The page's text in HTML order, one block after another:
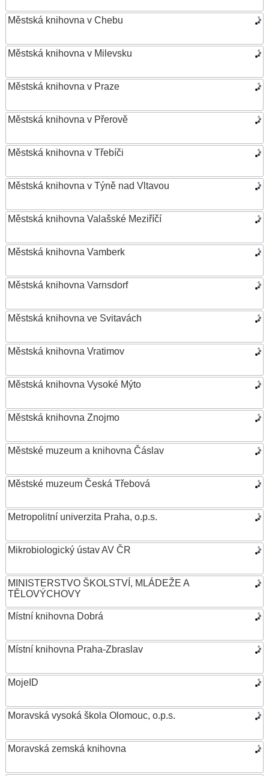
Městská knihovna v Chebu
Městská knihovna v Milevsku
Městská knihovna v Praze
Městská knihovna v Přerově
Městská knihovna v Třebíči
Městská knihovna v Týně nad Vltavou
Městská knihovna Valašské Meziříčí
Městská knihovna Vamberk
Městská knihovna Varnsdorf
Městská knihovna ve Svitavách
Městská knihovna Vratimov
Městská knihovna Vysoké Mýto
Městská knihovna Znojmo
Městské muzeum a knihovna Čáslav
Městské muzeum Česká Třebová
Metropolitní univerzita Praha, o.p.s.
Mikrobiologický ústav AV ČR
MINISTERSTVO ŠKOLSTVÍ, MLÁDEŽE A
TĚLOVÝCHOVY
Místní knihovna Dobrá
Místní knihovna Praha-Zbraslav
MojeID
Moravská vysoká škola Olomouc, o.p.s.
Moravská zemská knihovna